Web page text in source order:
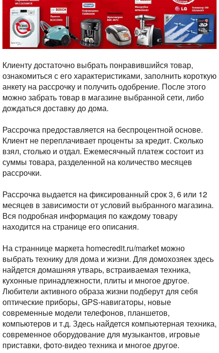
Клиенту достаточно выбрать понравившийся товар,
ознакомиться с его характеристиками, заполнить короткую
анкету на рассрочку и получить одобрение. После этого
можно забрать товар в магазине выбранной сети, либо
дождаться доставку до дома.
Рассрочка предоставляется на беспроцентной основе.
Клиент не переплачивает проценты за кредит. Сколько
взял, столько и отдал. Ежемесячный платеж состоит из
суммы товара, разделенной на количество месяцев
рассрочки.
Рассрочка выдается на фиксированный срок 3, 6 или 12
месяцев в зависимости от условий выбранного магазина.
Вся подробная информация по каждому товару
находится на странице его описания.
На страннице маркета homecredit.ru/market можно
выбрать технику для дома и жизни. Для домохозяек здесь
найдется домашняя утварь, встраиваемая техника,
кухонные принадлежности, плиты и многое другое.
Любители активного образа жизни подберут для себя
оптические приборы, GPS-навигаторы, новые
современные модели телефонов, планшетов,
компьютеров и т.д. Здесь найдется компьютерная техника,
современное оборудование для музыкантов, игровые
приставки, фото-видео техника и многое другое.